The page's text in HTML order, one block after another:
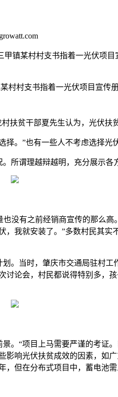
某村村支书指着一光伏项目
村支书指着一光伏项目宣传
贫干部夏先生认为，光伏扶
。”也有一些人不考虑选择光伏
谓理越辩越明，充分展示各
有之前经销商宣传的那么高
我就安装了。”多数村民其
当时，肇庆市交通局驻村工
论会，村民都说得特别多，
“项目上马需要严谨的考证
响光伏扶贫成效的因素，如
，但在分布式项目中，蓄电池